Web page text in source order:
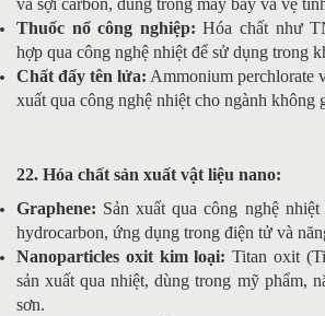
và sợi carbon, dùng trong máy bay và vệ
Thuốc nổ công nghiệp: Hóa chất như
hợp qua công nghệ nhiệt để sử dụng trong
Chất đẩy tên lửa: Ammonium perchlorate
xuất qua công nghệ nhiệt cho ngành không
22. Hóa chất sản xuất vật liệu nano:
Graphene: Sản xuất qua công nghệ
hydrocarbon, ứng dụng trong điện tử và
Nanoparticles oxit kim loại: Titan oxit
sản xuất qua nhiệt, dùng trong mỹ phẩm,
sơn.